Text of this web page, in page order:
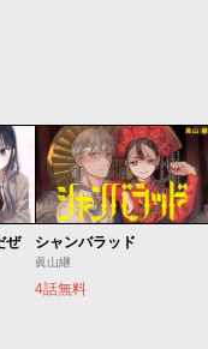
ぜ シャンバラッド
眞山継
4話無料